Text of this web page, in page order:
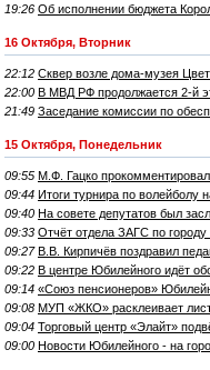
19:26 Об исполнении бюджета
16 Октября, Вторник
22:12 Сквер возле дома-музея
22:00 В МВД РФ продолжается 2-й
21:49 Заседание комиссии по
15 Октября, Понедельник
09:55 М.Ф. Гацко
09:44 Итоги турнира по волейболу
09:40 На совете депутатов был
09:33 Отчёт отдела ЗАГС по
09:27 В.В. Кирпичёв поздравил
09:22 В центре Юбилейного идёт
09:14 «Союз пенсионеров»
09:08 МУП «ЖКО» расклеивает
09:04 Торговый центр «Элайт»
09:00 Новости Юбилейного - на